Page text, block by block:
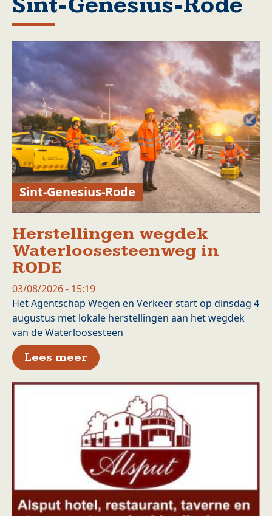
Sint-Genesius-Rode
Herstellingen wegdek
Waterloosesteenweg in
RODE
03/08/2026 - 15:19
Het Agentschap Wegen en Verkeer start op dinsdag 4
augustus met lokale herstellingen aan het wegdek
van de Waterloosesteen
Lees meer over Herstellingen wegdek